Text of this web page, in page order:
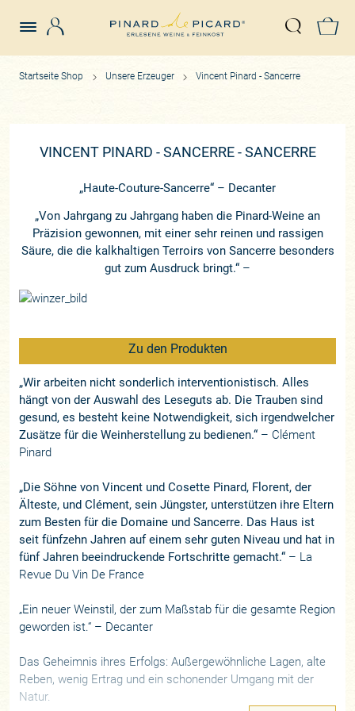
Suche
Startseite Shop Unsere Erzeuger Vincent Pinard - Sancerre
VINCENT PINARD - SANCERRE - SANCERRE
„Haute-Couture-Sancerre“ – Decanter
„Von Jahrgang zu Jahrgang haben die Pinard-Weine an
Präzision gewonnen, mit einer sehr reinen und rassigen
Säure, die die kalkhaltigen Terroirs von Sancerre besonders
gut zum Ausdruck bringt.“ –
Zu den Produkten
„Wir arbeiten nicht sonderlich interventionistisch. Alles
hängt von der Auswahl des Leseguts ab. Die Trauben sind
gesund, es besteht keine Notwendigkeit, sich irgendwelcher
Zusätze für die Weinherstellung zu bedienen.“ – Clément
Pinard
„Die Söhne von Vincent und Cosette Pinard, Florent, der
Älteste, und Clément, sein Jüngster, unterstützen ihre Eltern
zum Besten für die Domaine und Sancerre. Das Haus ist
seit fünfzehn Jahren auf einem sehr guten Niveau und hat in
fünf Jahren beeindruckende Fortschritte gemacht.“ – La
Revue Du Vin De France
„Ein neuer Weinstil, der zum Maßstab für die gesamte Region
geworden ist.“ – Decanter
Das Geheimnis ihres Erfolgs: Außergewöhnliche Lagen, alte
Reben, wenig Ertrag und ein schonender Umgang mit der
Natur.